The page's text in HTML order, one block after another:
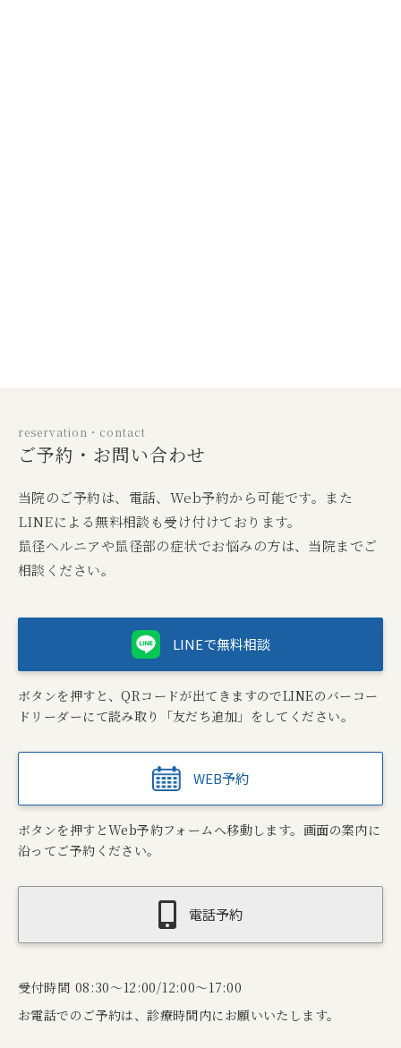
reservation・contact
ご予約・お問い合わせ
当院のご予約は、電話、Web予約から可能です。また
LINEによる無料相談も受け付けております。
鼠径ヘルニアや鼠径部の症状でお悩みの方は、当院までご
相談ください。
電話予約
受付時間 08:30～12:00/12:00～17:00
お電話でのご予約は、診療時間内にお願いいたします。
WEB予約
ボタンを押すとWeb予約フォームへ移動します。画面の案内に
沿ってご予約ください。
LINEで無料相談
ボタンを押すと、QRコードが出てきますのでLINEのバーコー
ドリーダーにて読み取り「友だち追加」をしてください。